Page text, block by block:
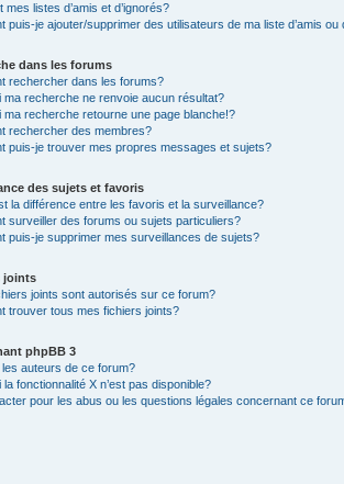
mes listes d’amis et d’ignorés?
puis-je ajouter/supprimer des utilisateurs de ma liste d’amis ou
dans les forums
rechercher dans les forums?
ma recherche ne renvoie aucun résultat?
ma recherche retourne une page blanche!?
rechercher des membres?
puis-je trouver mes propres messages et sujets?
des sujets et favoris
la différence entre les favoris et la surveillance?
surveiller des forums ou sujets particuliers?
puis-je supprimer mes surveillances de sujets?
joints
joints sont autorisés sur ce forum?
trouver tous mes fichiers joints?
phpBB 3
auteurs de ce forum?
la fonctionnalité X n’est pas disponible?
pour les abus ou les questions légales concernant ce